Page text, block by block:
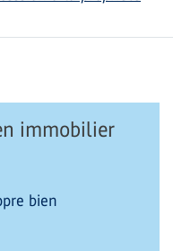
immobilier
bien